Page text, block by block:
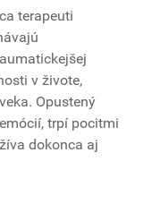
terapeuti
v živote,
Opustený
trpí pocitmi
dokonca aj